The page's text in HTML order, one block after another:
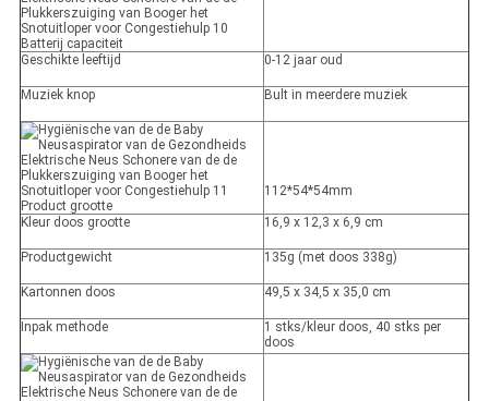
Batterij capaciteit
Geschikte leeftijd 0-12 jaar oud
Muziek knop Bult in meerdere muziek
Product grootte
112*54*54mm
Kleur doos grootte 16,9 x 12,3 x 6,9 cm
Productgewicht 135g (met doos 338g)
Kartonnen doos 49,5 x 34,5 x 35,0 cm
Inpak methode
1 stks/kleur doos, 40 stks per
doos